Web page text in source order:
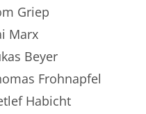
Griep
Marx
Beyer
Frohnapfel
Habicht